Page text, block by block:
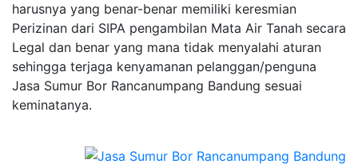
harusnya yang benar-benar memiliki keresmian
Perizinan dari SIPA pengambilan Mata Air Tanah secara
Legal dan benar yang mana tidak menyalahi aturan
sehingga terjaga kenyamanan pelanggan/penguna
Jasa Sumur Bor Rancanumpang Bandung sesuai
keminatanya.